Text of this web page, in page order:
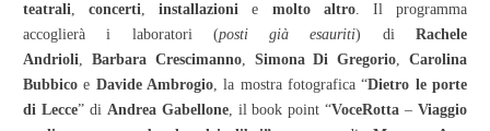
teatrali,concerti,installazioni e molto altro. Il programma
accoglierà i laboratori (posti già esauriti) di Rachele
Andrioli, Barbara Crescimanno, Simona Di Gregorio, Carolina
Bubbico e Davide Ambrogio, la mostra fotografica “Dietro le porte
di Lecce” di Andrea Gabellone, il book point “VoceRotta – Viaggio